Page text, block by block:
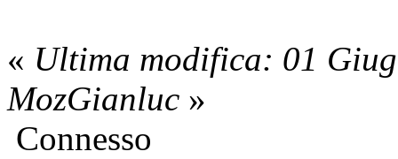
« Ultima modifica: 01
MozGianluc »
Connesso